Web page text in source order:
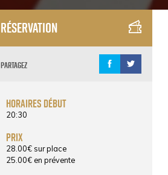
Réservation
Partagez
horaires début
20:30
prix
28.00€ sur place
25.00€ en prévente